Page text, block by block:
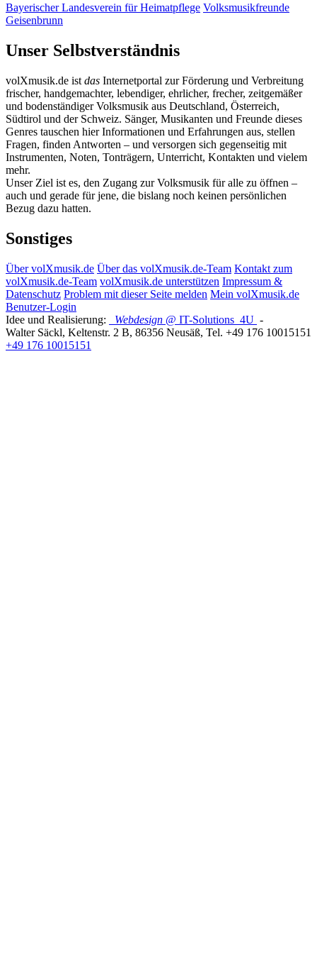
Bayerischer Landesverein für Heimatpflege Volksmusikfreunde
Geisenbrunn
Unser Selbstverständnis
volXmusik.de ist das Internetportal zur Förderung und Verbreitung
frischer, handgemachter, lebendiger, ehrlicher, frecher, zeitgemäßer
und bodenständiger Volksmusik aus Deutschland, Österreich,
Südtirol und der Schweiz. Sänger, Musikanten und Freunde dieses
Genres tauschen hier Informationen und Erfahrungen aus, stellen
Fragen, finden Antworten – und versorgen sich gegenseitig mit
Instrumenten, Noten, Tonträgern, Unterricht, Kontakten und vielem
mehr.
Unser Ziel ist es, den Zugang zur Volksmusik für alle zu öffnen –
auch und gerade für jene, die bislang noch keinen persönlichen
Bezug dazu hatten.
Sonstiges
Über volXmusik.de Über das volXmusik.de-Team Kontakt zum
volXmusik.de-Team volXmusik.de unterstützen Impressum &
Datenschutz Problem mit dieser Seite melden Mein volXmusik.de
Benutzer-Login
Idee und Realisierung:
Webdesign @ IT-Solutions 4U -
Walter Säckl, Keltenstr. 2 B, 86356 Neusäß, Tel. +49 176 10015151
+49 176 10015151